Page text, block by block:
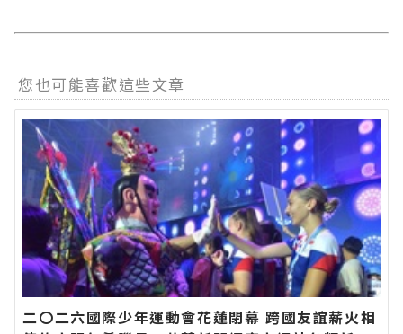
您也可能喜歡這些文章
二〇二六國際少年運動會花蓮閉幕 跨國友誼薪火相